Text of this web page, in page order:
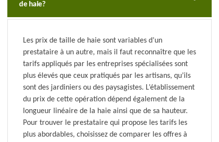
de haie?
Les prix de taille de haie sont variables d’un
prestataire à un autre, mais il faut reconnaître que les
tarifs appliqués par les entreprises spécialisées sont
plus élevés que ceux pratiqués par les artisans, qu’ils
sont des jardiniers ou des paysagistes. L’établissement
du prix de cette opération dépend également de la
longueur linéaire de la haie ainsi que de sa hauteur.
Pour trouver le prestataire qui propose les tarifs les
plus abordables, choisissez de comparer les offres à